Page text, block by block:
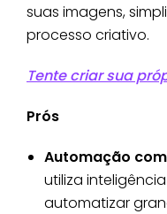
suas imagens,
processo criativo.
Tente criar sua
Prós
Automação
utiliza
automatizar